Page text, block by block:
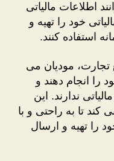
اطلاعات مالیاتی
خود را تهیه و
استفاده کنند.
تجارت، مودیان می
را انجام دهند و
ندارند. این
تا به راحتی و با
را تهیه و ارسال